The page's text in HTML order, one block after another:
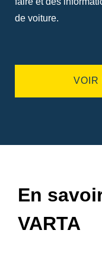
de voiture.
VOIR
En
VARTA